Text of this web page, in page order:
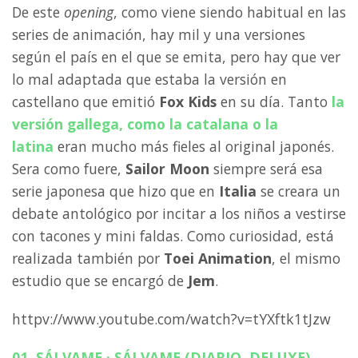
De este opening, como viene siendo habitual en las
series de animación, hay mil y una versiones
según el país en el que se emita, pero hay que ver
lo mal adaptada que estaba la versión en
castellano que emitió Fox Kids en su día. Tanto la
versión gallega, como la catalana o la
latina eran mucho más fieles al original japonés.
Sera como fuere, Sailor Moon siempre será esa
serie japonesa que hizo que en Italia se creara un
debate antológico por incitar a los niños a vestirse
con tacones y mini faldas. Como curiosidad, está
realizada también por Toei Animation, el mismo
estudio que se encargó de Jem.
httpv://www.youtube.com/watch?v=tYXftk1tJzw